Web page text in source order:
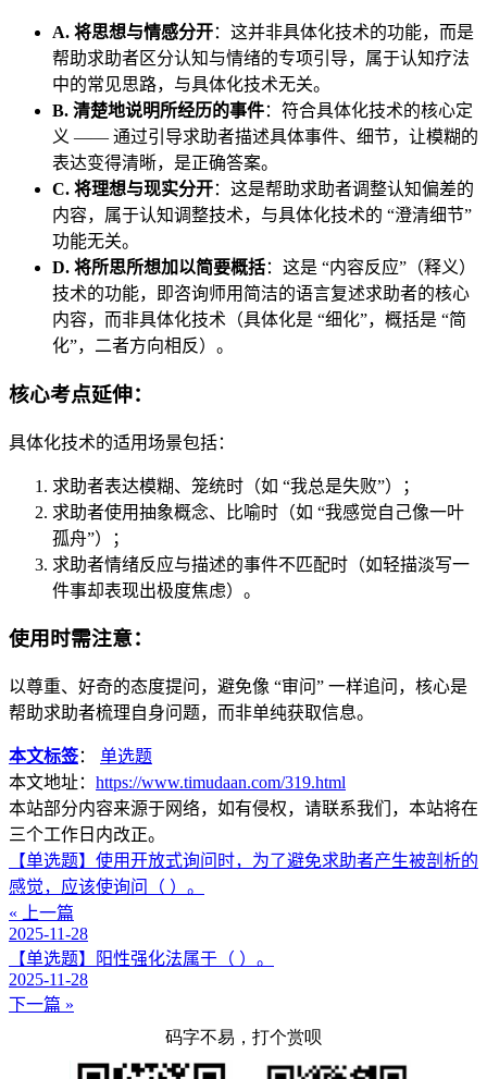
A. 将思想与情感分开：这并非具体化技术的功能，而是
帮助求助者区分认知与情绪的专项引导，属于认知疗法
中的常见思路，与具体化技术无关。
B. 清楚地说明所经历的事件：符合具体化技术的核心定
义 —— 通过引导求助者描述具体事件、细节，让模糊的
表达变得清晰，是正确答案。
C. 将理想与现实分开：这是帮助求助者调整认知偏差的
内容，属于认知调整技术，与具体化技术的 “澄清细节”
功能无关。
D. 将所思所想加以简要概括：这是 “内容反应”（释义）
技术的功能，即咨询师用简洁的语言复述求助者的核心
内容，而非具体化技术（具体化是 “细化”，概括是 “简
化”，二者方向相反）。
核心考点延伸：
具体化技术的适用场景包括：
求助者表达模糊、笼统时（如 “我总是失败”）；
求助者使用抽象概念、比喻时（如 “我感觉自己像一叶
孤舟”）；
求助者情绪反应与描述的事件不匹配时（如轻描淡写一
件事却表现出极度焦虑）。
使用时需注意：
以尊重、好奇的态度提问，避免像 “审问” 一样追问，核心是
帮助求助者梳理自身问题，而非单纯获取信息。
本文标签： 单选题
本文地址： https://www.timudaan.com/319.html
本站部分内容来源于网络，如有侵权，请联系我们，本站将在
三个工作日内改正。
【单选题】使用开放式询问时，为了避免求助者产生被剖析的
感觉，应该使询问（ ）。
« 上一篇
2025-11-28
【单选题】阳性强化法属于（ ）。
2025-11-28
下一篇 »